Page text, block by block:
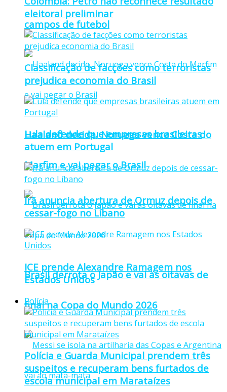
campos de futebol
Haaland decide, Noruega vence Costa do
Marfim e vai pegar o Brasil
Brasil derrota o Japão e vai às oitavas de
final na Copa do Mundo 2026
eleitoral preliminar
Classificação de facções como terroristas
prejudica economia do Brasil
Lula defende que empresas brasileiras
atuem em Portugal
Irã anuncia abertura de Ormuz depois de
cessar-fogo no Líbano
ICE prende Alexandre Ramagem nos
Estados Unidos
Polícia
Polícia e Guarda Municipal prendem três
suspeitos e recuperam bens furtados de
escola municipal em Marataízes